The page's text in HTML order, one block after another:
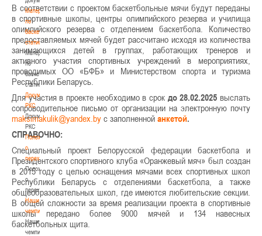
Материалы
по
баскетбольной
статистике
Материалы
по
баскетбольной
статистике
Документы
РКС
Документы
РКС
Положение
о
переходах
Положение
о
переходах
Наши
чемпионы
Наши
чемпионы
В соответствии с проектом баскетбольные мячи будут переданы
в спортивные школы, центры олимпийского резерва и училища
олимпийского резерва с отделением баскетбола. Количество
предоставляемых мячей будет рассчитано исходя из количества
занимающихся детей в группах, работающих тренеров и
активного участия спортивных учреждений в мероприятиях,
проводимых ОО «БФБ» и Министерством спорта и туризма
Республики Беларусь.
Для участия в проекте необходимо в срок до 28.02.2025 выслать
сопроводительное письмо от организации на электронную почту
с заполненной анкетой.
СПРАВОЧНО:
Специальный проект Белорусской федерации баскетбола и
Президентского спортивного клуба «Оранжевый мяч» был создан
в 2015 году с целью оснащения мячами всех спортивных школ
Республики Беларусь с отделениями баскетбола, а также
общеобразовательных школ, где имеются любительские секции.
В общей сложности за время реализации проекта в спортивные
школы передано более 9000 мячей и 134 навесных
баскетбольных щита.